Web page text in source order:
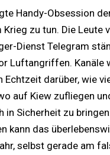
Handy-Obsession
Krieg zu tun. Die Leute
Dienst Telegram
Luftangriffen. Kanäle
Echtzeit darüber, wie
auf Kiew zufliegen
in Sicherheit zu
kann das
selbst gerade am